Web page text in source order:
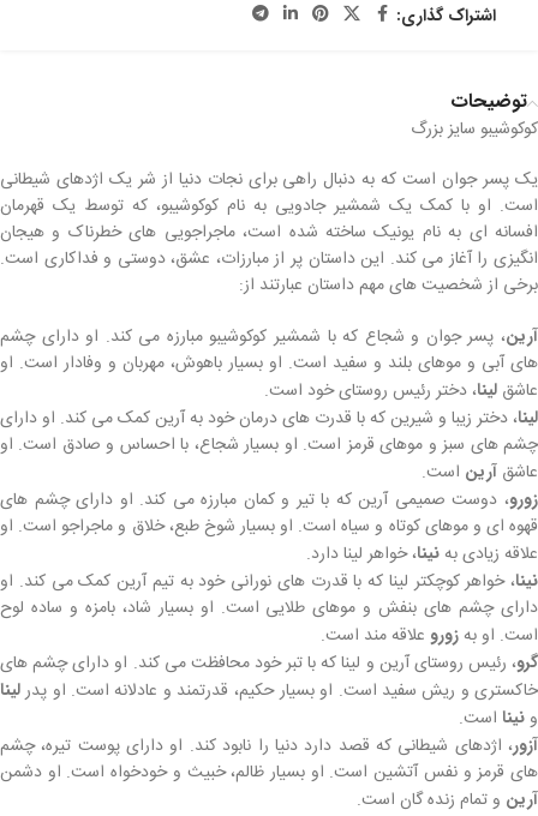
اشتراک گذاری:
توضیحات
کوکوشیبو سایز بزرگ
یک پسر جوان است که به دنبال راهی برای نجات دنیا از شر یک اژدهای شیطانی
است. او با کمک یک شمشیر جادویی به نام کوکوشیبو، که توسط یک قهرمان
افسانه ای به نام یونیک ساخته شده است، ماجراجویی های خطرناک و هیجان
انگیزی را آغاز می کند. این داستان پر از مبارزات، عشق، دوستی و فداکاری است.
برخی از شخصیت های مهم داستان عبارتند از:
آرین، پسر جوان و شجاع که با شمشیر کوکوشیبو مبارزه می کند. او دارای چشم
های آبی و موهای بلند و سفید است. او بسیار باهوش، مهربان و وفادار است. او
عاشق لینا، دختر رئیس روستای خود است.
لینا، دختر زیبا و شیرین که با قدرت های درمان خود به آرین کمک می کند. او دارای
چشم های سبز و موهای قرمز است. او بسیار شجاع، با احساس و صادق است. او
عاشق آرین است.
زورو، دوست صمیمی آرین که با تیر و کمان مبارزه می کند. او دارای چشم های
قهوه ای و موهای کوتاه و سیاه است. او بسیار شوخ طبع، خلاق و ماجراجو است. او
علاقه زیادی بهنینا، خواهر لینا دارد.
نینا، خواهر کوچکتر لینا که با قدرت های نورانی خود به تیم آرین کمک می کند. او
دارای چشم های بنفش و موهای طلایی است. او بسیار شاد، بامزه و ساده لوح
است. او بهزورو علاقه مند است.
گرو، رئیس روستای آرین و لینا که با تبر خود محافظت می کند. او دارای چشم های
خاکستری و ریش سفید است. او بسیار حکیم، قدرتمند و عادلانه است. او پدرلینا
ونینا است.
آزور، اژدهای شیطانی که قصد دارد دنیا را نابود کند. او دارای پوست تیره، چشم
های قرمز و نفس آتشین است. او بسیار ظالم، خبیث و خودخواه است. او دشمن
آرین و تمام زنده گان است.